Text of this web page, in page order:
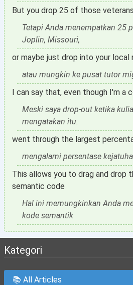
But you drop 25 of those
Tetapi Anda menempatkan 25
Joplin, Missouri,
or maybe just drop into your
atau mungkin ke pusat tutor
I can say that, even though I'm a
Meski saya drop-out ketika
mengatakan itu.
went through the largest
mengalami persentase
This allows you to drag and drop
semantic code
Hal ini memungkinkan Anda
kode semantik
Kategori
📚 All Articles